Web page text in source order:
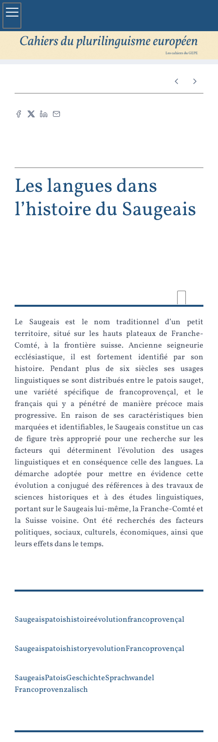
Les langues dans
l’histoire du Saugeais
Le Saugeais est le nom traditionnel d’un petit
territoire, situé sur les hauts plateaux de Franche-
Comté, à la frontière suisse. Ancienne seigneurie
ecclésiastique, il est fortement identifié par son
histoire. Pendant plus de six siècles ses usages
linguistiques se sont distribués entre le patois sauget,
une variété spécifique de francoprovençal, et le
français qui y a pénétré de manière précoce mais
progressive. En raison de ses caractéristiques bien
marquées et identifiables, le Saugeais constitue un cas
de figure très approprié pour une recherche sur les
facteurs qui déterminent l’évolution des usages
linguistiques et en conséquence celle des langues. La
démarche adoptée pour mettre en évidence cette
évolution a conjugué des références à des travaux de
sciences historiques et à des études linguistiques,
portant sur le Saugeais lui-même, la Franche-Comté et
la Suisse voisine. Ont été recherchés des facteurs
politiques, sociaux, culturels, économiques, ainsi que
leurs effets dans le temps.
Saugeaispatoishistoireévolutionfrancoprovençal
SaugeaispatoishistoryevolutionFrancoprovençal
SaugeaisPatoisGeschichteSprachwandel
Francoprovenzalisch